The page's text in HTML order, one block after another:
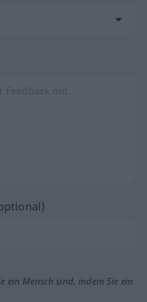
ein Mensch sind, indem Sie ein